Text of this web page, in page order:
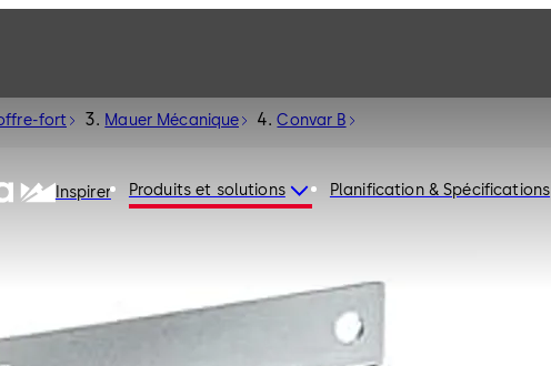
Inspirer Produits et solutions Planification & Spécifications
fort Mauer Mécanique Convar B